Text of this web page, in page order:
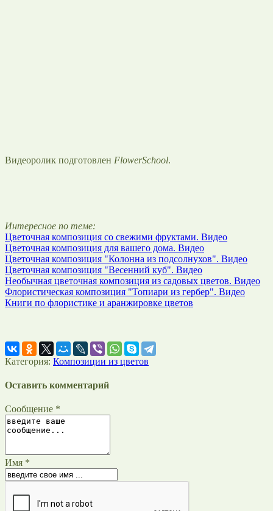
Видеоролик подготовлен FlowerSchool.
Интересное по теме:
Цветочная композиция со свежими фруктами. Видео
Цветочная композиция для вашего дома. Видео
Цветочная композиция "Колонна из подсолнухов". Видео
Цветочная композиция "Весенний куб". Видео
Необычная цветочная композиция из садовых цветов. Видео
Флористическая композиция "Топиари из гербер". Видео
Книги по флористике и аранжировке цветов
Категория: Композиции из цветов
Оставить комментарий
Сообщение *
Имя *